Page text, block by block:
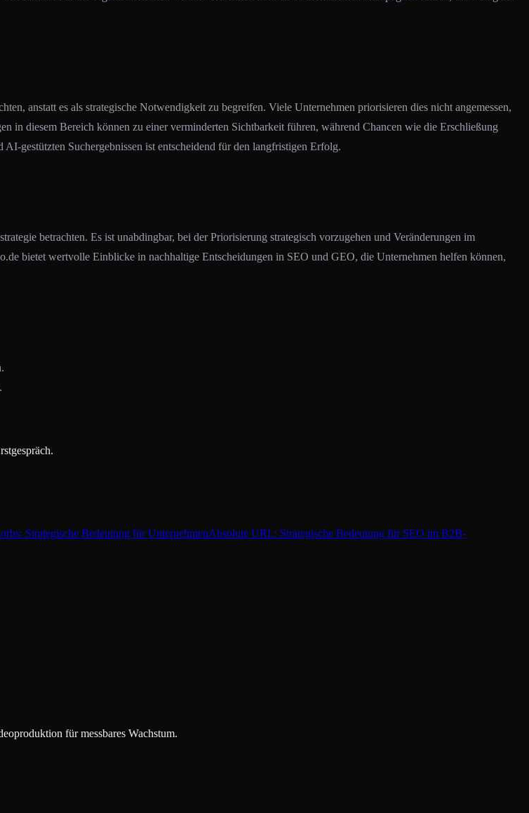
anstatt es als strategische Notwendigkeit zu begreifen. Viele Unternehmen priorisieren dies nicht angemessen,
in diesem Bereich können zu einer verminderten Sichtbarkeit führen, während Chancen wie die Erschließung
gestützten Suchergebnissen ist entscheidend für den langfristigen Erfolg.
betrachten. Es ist unabdingbar, bei der Priorisierung strategisch vorzugehen und Veränderungen im
bietet wertvolle Einblicke in nachhaltige Entscheidungen in SEO und GEO, die Unternehmen helfen können,
Strategische Bedeutung für UnternehmenAbsolute URL: Strategische Bedeutung für SEO im B2B-
für messbares Wachstum.